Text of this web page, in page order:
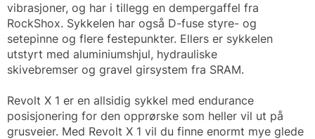
vibrasjoner, og har i tillegg en dempergaffel fra
RockShox. Sykkelen har også D-fuse styre- og
setepinne og flere festepunkter. Ellers er sykkelen
utstyrt med aluminiumshjul, hydrauliske
skivebremser og gravel girsystem fra SRAM.
Revolt X 1 er en allsidig sykkel med endurance
posisjonering for den opprørske som heller vil ut på
grusveier. Med Revolt X 1 vil du finne enormt mye glede